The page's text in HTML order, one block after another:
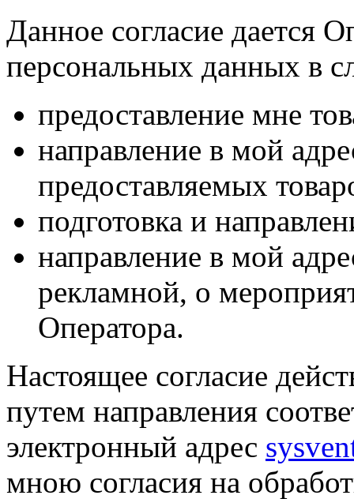
Данное согласие дается
персональных данных в
предоставление мне
направление в мой
предоставляемых
подготовка и
направление в мой
рекламной, о
Оператора.
Настоящее согласие
путем направления
электронный адрес
мною согласия на